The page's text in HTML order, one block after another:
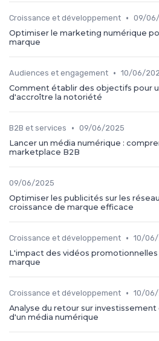
Croissance et développement • 09/
Optimiser le marketing numérique
marque
Audiences et engagement • 10/06/
Comment établir des objectifs pour
d'accroître la notoriété
B2B et services • 09/06/2025
Lancer un média numérique :
marketplace B2B
09/06/2025
Optimiser les publicités sur les
croissance de marque efficace
Croissance et développement • 10/
L'impact des vidéos promotionnelles
marque
Croissance et développement • 10/
Analyse du retour sur
d'un média numérique